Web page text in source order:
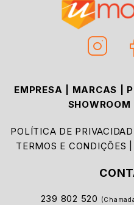
EMPRESA MARCAS
SHOWROOM
POLÍTICA DE
TERMOS E CONDIÇÕES
239 802 520